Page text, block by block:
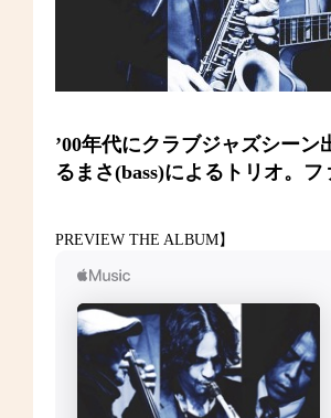
’00年代にクラブジャズシー
るまさ(bass)によるトリオ。
PREVIEW THE ALBUM】